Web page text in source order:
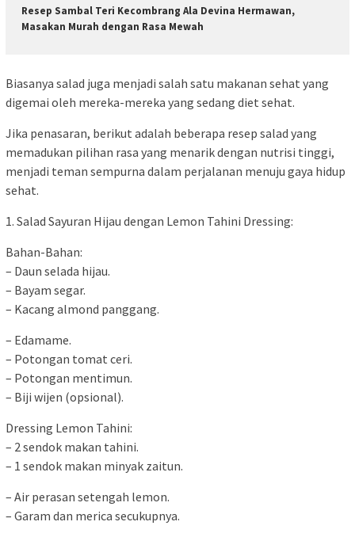
Resep Sambal Teri Kecombrang Ala Devina Hermawan,
Masakan Murah dengan Rasa Mewah
Biasanya salad juga menjadi salah satu makanan sehat yang
digemai oleh mereka-mereka yang sedang diet sehat.
Jika penasaran, berikut adalah beberapa resep salad yang
memadukan pilihan rasa yang menarik dengan nutrisi tinggi,
menjadi teman sempurna dalam perjalanan menuju gaya hidup
sehat.
1. Salad Sayuran Hijau dengan Lemon Tahini Dressing:
Bahan-Bahan:
– Daun selada hijau.
– Bayam segar.
– Kacang almond panggang.
– Edamame.
– Potongan tomat ceri.
– Potongan mentimun.
– Biji wijen (opsional).
Dressing Lemon Tahini:
– 2 sendok makan tahini.
– 1 sendok makan minyak zaitun.
– Air perasan setengah lemon.
– Garam dan merica secukupnya.